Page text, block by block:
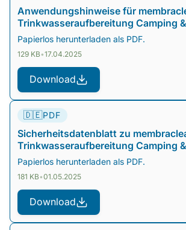
Anwendungshinweise für
Trinkwasseraufbereitung Camping
Papierlos herunterladen als PDF.
129 KB•17.04.2025
Download
🇩🇪PDF
Sicherheitsdatenblatt zu
Trinkwasseraufbereitung Camping
Papierlos herunterladen als PDF.
181 KB•01.05.2025
Download